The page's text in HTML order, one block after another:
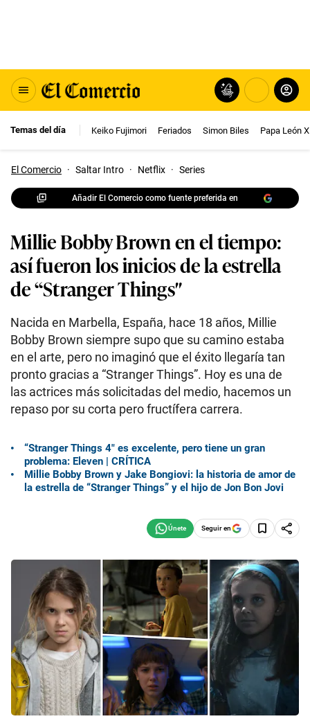
Temas del día Keiko Fujimori Feriados Simon Biles Papa León
El Comercio · Saltar Intro · Netflix · Series
Añadir El Comercio como fuente preferida en
Millie Bobby Brown en el tiempo:
así fueron los inicios de la estrella
de “Stranger Things″
Nacida en Marbella, España, hace 18 años, Millie
Bobby Brown siempre supo que su camino estaba
en el arte, pero no imaginó que el éxito llegaría tan
pronto gracias a “Stranger Things”. Hoy es una de
las actrices más solicitadas del medio, hacemos un
repaso por su corta pero fructífera carrera.
“Stranger Things 4″ es excelente, pero tiene un gran
problema: Eleven | CRÍTICA
Millie Bobby Brown y Jake Bongiovi: la historia de amor de
la estrella de “Stranger Things” y el hijo de Jon Bon Jovi
Seguir en